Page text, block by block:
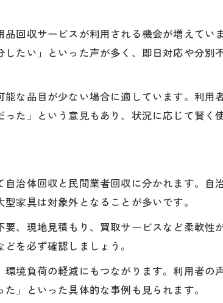
回収サービスが利用される機会が増えて
たい」といった声が多く、即日対応や分
な品目が少ない場合に適しています。利
た」という意見もあり、状況に応じて賢く
治体回収と民間業者回収に分かれます。
家具は対象外となることが多いです。
、現地見積もり、買取サービスなど柔軟
を必ず確認しましょう。
境負荷の軽減にもつながります。利用者
」といった具体的な事例も見られます。